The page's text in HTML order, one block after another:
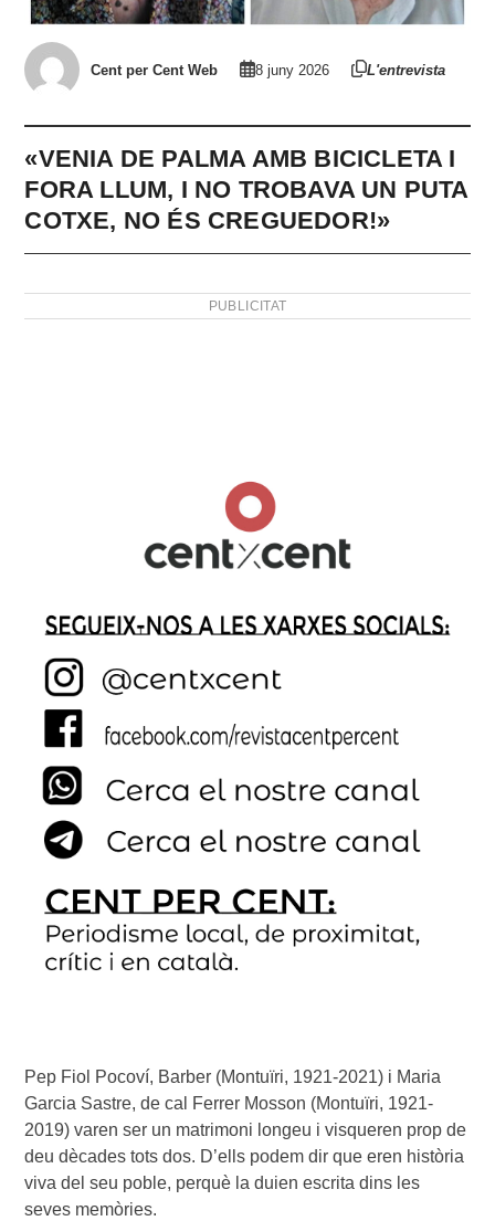
Cent per Cent Web 8 juny 2026 L'entrevista
«VENIA DE PALMA AMB BICICLETA I
FORA LLUM, I NO TROBAVA UN PUTA
COTXE, NO ÉS CREGUEDOR!»
PUBLICITAT
Pep Fiol Pocoví, Barber (Montuïri, 1921-2021) i Maria
Garcia Sastre, de cal Ferrer Mosson (Montuïri, 1921-
2019) varen ser un matrimoni longeu i visqueren prop de
deu dècades tots dos. D’ells podem dir que eren història
viva del seu poble, perquè la duien escrita dins les
seves memòries.